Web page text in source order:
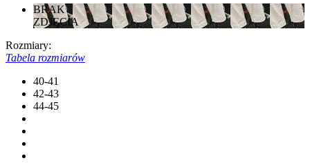
BRAK
ZDJĘCIA
Rozmiary:
Tabela rozmiarów
40-41
42-43
44-45